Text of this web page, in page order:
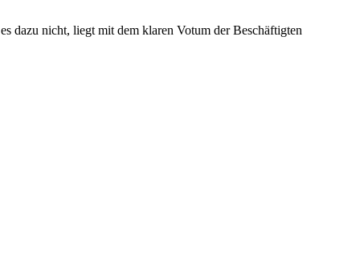
dazu nicht, liegt mit dem klaren Votum der Beschäftigten